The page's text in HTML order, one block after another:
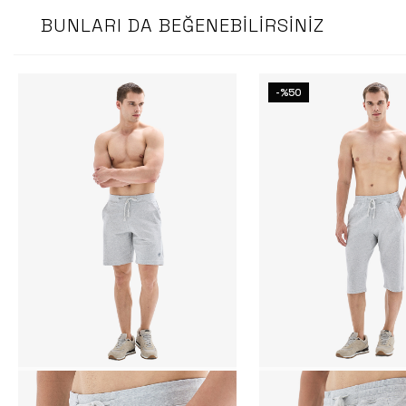
BUNLARI DA BEĞENEBILIRSINIZ
-%50